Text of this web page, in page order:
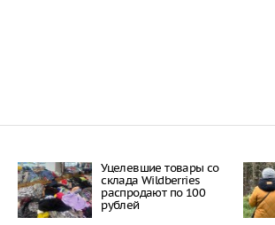
Уцелевшие товары со
склада Wildberries
распродают по 100
рублей